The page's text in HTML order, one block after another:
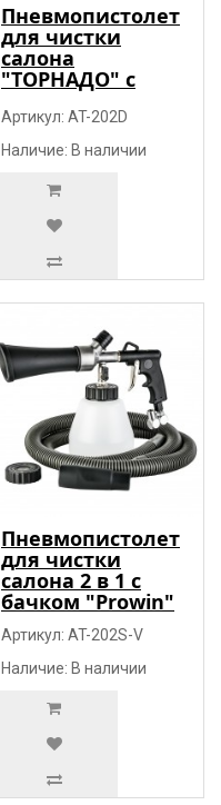
Пневмопистолет
для чистки
салона
"ТОРНАДО" с
двумя носиками
"Prowin"
Артикул: AT-202D
Наличие: В наличии
Пневмопистолет
для чистки
салона 2 в 1 с
бачком "Prowin"
Артикул: AT-202S-V
Наличие: В наличии